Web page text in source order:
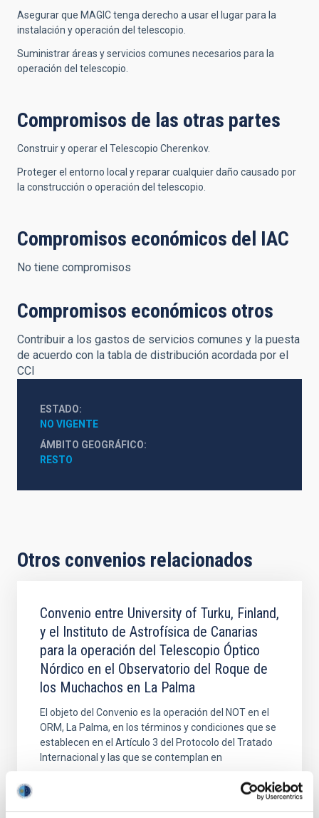
Asegurar que MAGIC tenga derecho a usar el lugar para la
instalación y operación del telescopio.
Suministrar áreas y servicios comunes necesarios para la
operación del telescopio.
Compromisos de las otras partes
Construir y operar el Telescopio Cherenkov.
Proteger el entorno local y reparar cualquier daño causado por
la construcción o operación del telescopio.
Compromisos económicos del IAC
No tiene compromisos
Compromisos económicos otros
Contribuir a los gastos de servicios comunes y la puesta
de acuerdo con la tabla de distribución acordada por el
CCI
ESTADO
NO VIGENTE
ÁMBITO GEOGRÁFICO
RESTO
Otros convenios relacionados
Convenio entre University of Turku, Finland,
y el Instituto de Astrofísica de Canarias
para la operación del Telescopio Óptico
Nórdico en el Observatorio del Roque de
los Muchachos en La Palma
El objeto del Convenio es la operación del NOT en el
ORM, La Palma, en los términos y condiciones que se
establecen en el Artículo 3 del Protocolo del Tratado
Internacional y las que se contemplan en
16/05/2032